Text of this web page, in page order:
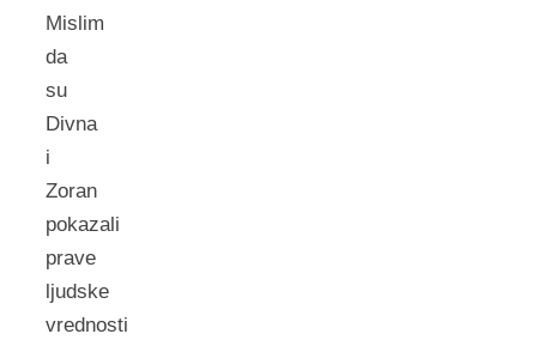
Mislim
da
su
Divna
i
Zoran
pokazali
prave
ljudske
vrednosti